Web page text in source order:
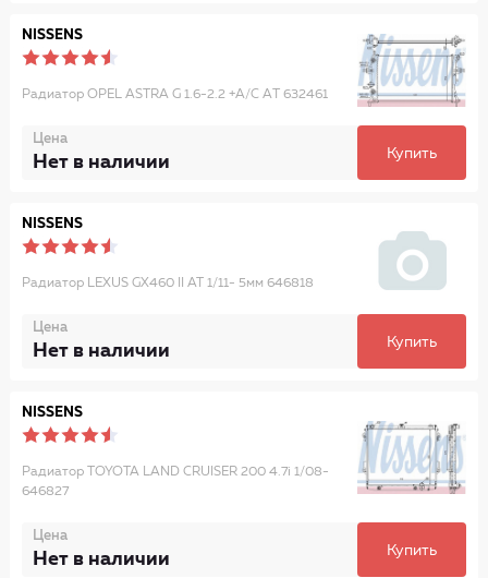
NISSENS
Радиатор OPEL ASTRA G 1.6-2.2 +A/C АT 632461
Цена
Нет в наличии Купить
NISSENS
Радиатор LEXUS GX460 II AT 1/11- 5мм 646818
Цена
Нет в наличии Купить
NISSENS
Радиатор TOYOTA LAND CRUISER 200 4.7i 1/08-
646827
Цена
Нет в наличии Купить